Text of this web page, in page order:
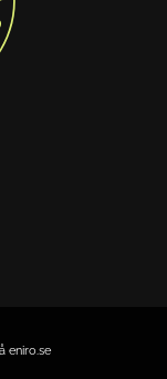
eniro.se